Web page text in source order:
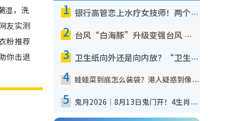
湿，洗
友实测
粉推荐
你击退
1 银行高管恋上水疗女技师！两个月借128万惊觉“沉船”沉落火海 揭背后疑似邪教操控卖淫
2 台风“白海豚”升级变强台风 暴风圈半径达320公里 面积足以覆盖多个城市
3 卫生纸向外还是向内放？“卫生纸之父”专利图曝光！官方揭正确摆法：放错易贴墙滋生细菌！
4 娃娃菜到底怎么装袋？港人疑惑到像真空，揭秘包装过程全靠1招：血汗钱不好赚
5 鬼月2026｜8月13日鬼门开！4生肖迎财运大爆发！专家：属Ｏ好手气 宜买六合彩